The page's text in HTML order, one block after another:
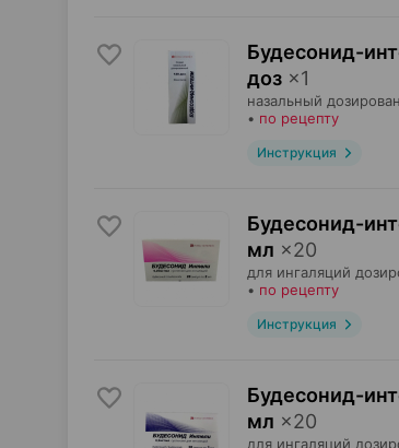
Будесонид-
доз ×1
назальный
• по рецепту
Инструкция
Будесонид-
мл ×20
для ингаляций
• по рецепту
Инструкция
Будесонид-
мл ×20
для ингаляций